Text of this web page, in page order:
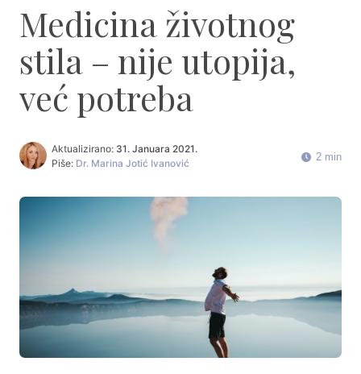
Medicina životnog
stila – nije utopija,
već potreba
Aktualizirano: 31. Januara 2021.
Piše: Dr. Marina Jotić Ivanović
2 min